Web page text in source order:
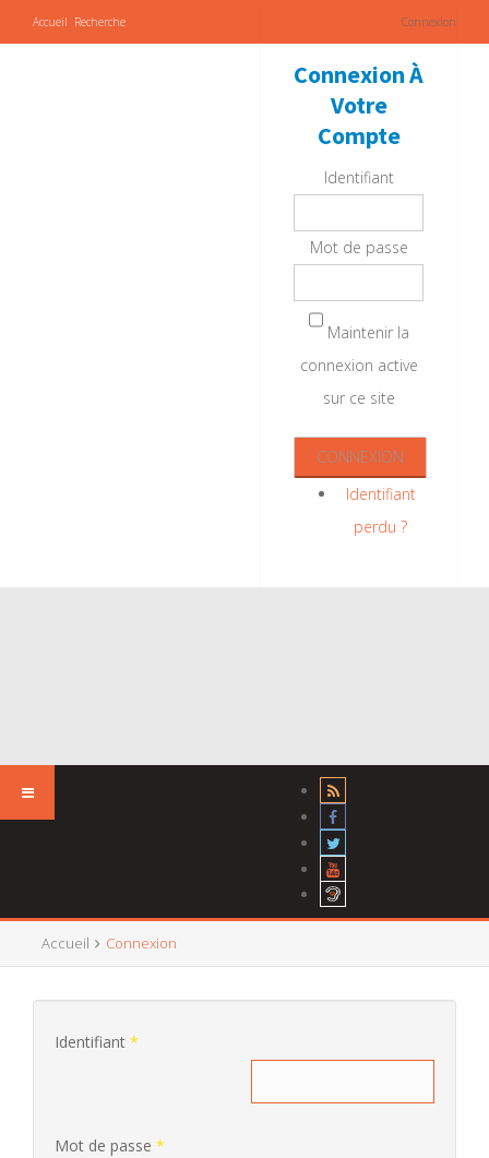
Accueil Recherche Connexion
Connexion À
Votre
Compte
Identifiant
Mot de passe
Maintenir la
connexion active
sur ce site
Identifiant
perdu ?
Accueil Connexion
Identifiant *
Mot de passe *